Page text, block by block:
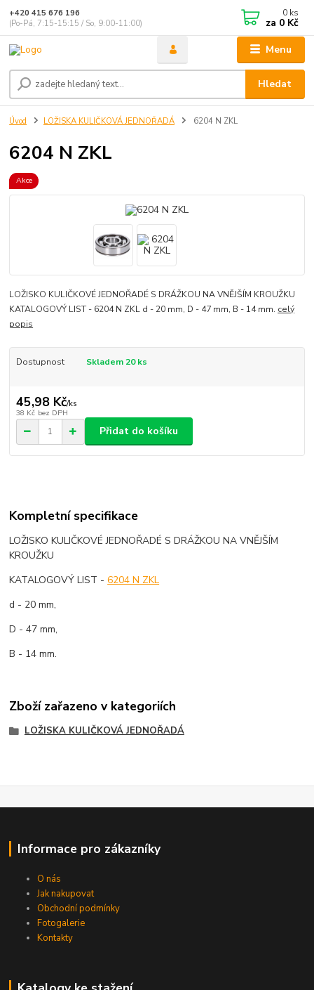
Menu
Hledat
+420 415 676 196
(Po-Pá, 7:15-15:15 / So, 9:00-11:00)
0 ks
za 0 Kč
Úvod LOŽISKA KULIČKOVÁ JEDNOŘADÁ 6204 N ZKL
6204 N ZKL
Akce
LOŽISKO KULIČKOVÉ JEDNOŘADÉ S DRÁŽKOU NA VNĚJŠÍM KROUŽKU
KATALOGOVÝ LIST - 6204 N ZKL d - 20 mm, D - 47 mm, B - 14 mm. celý
popis
Dostupnost Skladem 20 ks
45,98 Kč/ks
38 Kč bez DPH
Přidat do košíku
Kompletní specifikace
LOŽISKO KULIČKOVÉ JEDNOŘADÉ S DRÁŽKOU NA VNĚJŠÍM
KROUŽKU
KATALOGOVÝ LIST -6204 N ZKL
d - 20 mm,
D - 47 mm,
B - 14 mm.
Zboží zařazeno v kategoriích
LOŽISKA KULIČKOVÁ JEDNOŘADÁ
Informace pro zákazníky
O nás
Jak nakupovat
Obchodní podmínky
Fotogalerie
Kontakty